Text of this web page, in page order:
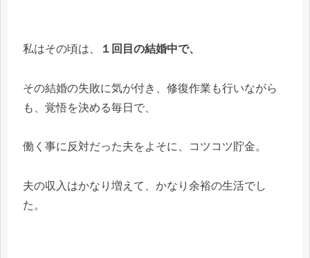
私はその頃は、 １回目の結婚中で、
その結婚の失敗に気が付き、修復作業も行いながら
も、覚悟を決める毎日で、
働く事に反対だった夫をよそに、コツコツ貯金。
夫の収入はかなり増えて、かなり余裕の生活でし
た。